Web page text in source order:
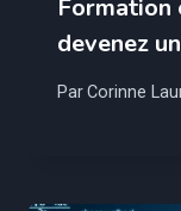
Formation
devenez
ParCorinne